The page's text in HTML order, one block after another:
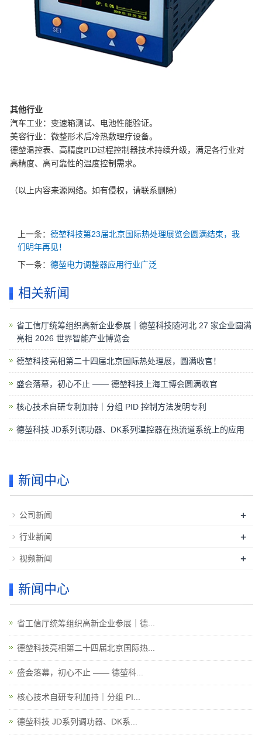
其他行业
‌汽车工业‌：变速箱测试、电池性能验证。
‌美容行业‌：微整形术后冷热敷理疗设备。
德堃温控表、高精度PID过程控制器技术持续升级，满足各行业对
高精度、高可靠性的温度控制需求。
（以上内容来源网络。如有侵权，请联系删除）
上一条： 德堃科技第23届北京国际热处理展览会圆满结束，我
们明年再见！
下一条： 德堃电力调整器应用行业广泛
相关新闻
省工信厅统筹组织高新企业参展｜德堃科技随河北 27 家企业圆满
亮相 2026 世界智能产业博览会
德堃科技亮相第二十四届北京国际热处理展，圆满收官！
盛会落幕，初心不止 —— 德堃科技上海工博会圆满收官​
核心技术自研专利加持｜分组 PID 控制方法发明专利
德堃科技 JD系列调功器、DK系列温控器在热流道系统上的应用
新闻中心
公司新闻 +
行业新闻 +
视频新闻 +
新闻中心
省工信厅统筹组织高新企业参展｜德...
德堃科技亮相第二十四届北京国际热...
盛会落幕，初心不止 —— 德堃科...
核心技术自研专利加持｜分组 PI...
德堃科技 JD系列调功器、DK系...